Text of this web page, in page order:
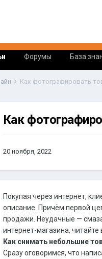
Форумы База
Как фотографировать
Как
20 ноября, 2022
Покупая через интернет,
описание. Причём первой
продажи. Неудачные —
интернет-магазина, читайте
Как снимать небольшие
Сразу оговоримся, что